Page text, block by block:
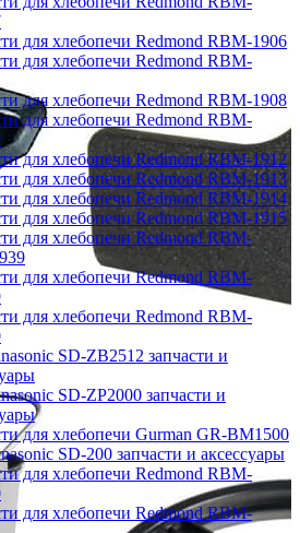
для хлебопечи Redmond RBM-1906
для хлебопечи Redmond RBM-
для хлебопечи Redmond RBM-1908
для хлебопечи Redmond RBM-
для хлебопечи Redmond RBM-1912
для хлебопечи Redmond RBM-1913
для хлебопечи Redmond RBM-1914
для хлебопечи Redmond RBM-1915
для хлебопечи Redmond RBM-
для хлебопечи Redmond RBM-
для хлебопечи Redmond RBM-
SD-ZB2512 запчасти и
SD-ZP2000 запчасти и
для хлебопечи Gurman GR-BM1500
SD-200 запчасти и аксессуары
для хлебопечи Redmond RBM-
для хлебопечи Redmond RBM-